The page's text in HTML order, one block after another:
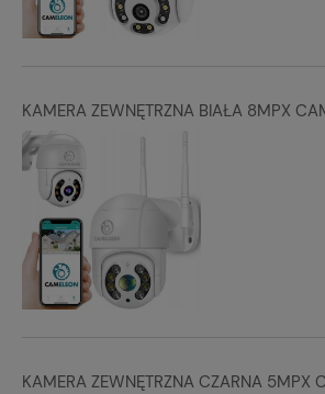
KAMERA ZEWNĘTRZNA BIAŁA 8MPX
KAMERA ZEWNĘTRZNA CZARNA 5MPX